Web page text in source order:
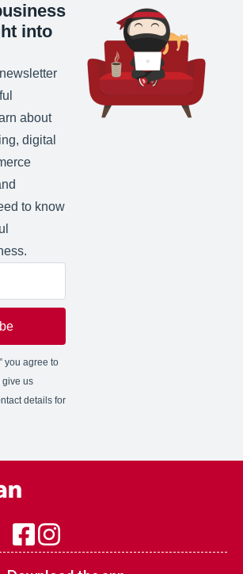
into
about
digital
to know
you agree to
give us
details for